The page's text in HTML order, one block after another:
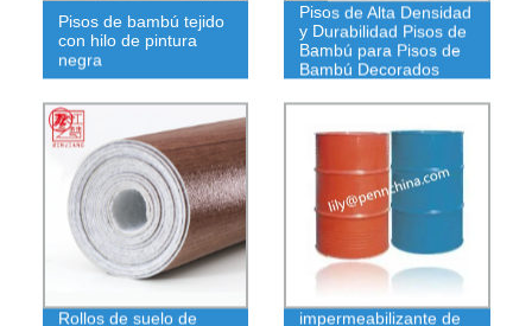
Pisos de bambú tejido
con hilo de pintura
negra
Pisos de Alta Densidad
y Durabilidad Pisos de
Bambú para Pisos de
Bambú Decorados
Rollos de suelo de
impermeabilizante de